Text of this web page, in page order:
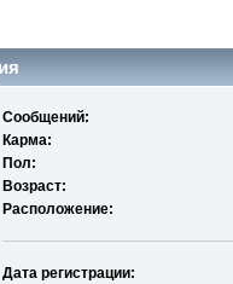
Сообщений:
Карма:
Пол:
Возраст:
Расположение:
Дата регистрации: